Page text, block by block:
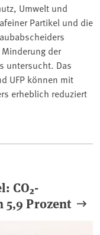
Umwelt und
Partikel und die
der
untersucht. Das
UFP können mit
erheblich reduziert
CO₂-
5,9 Prozent